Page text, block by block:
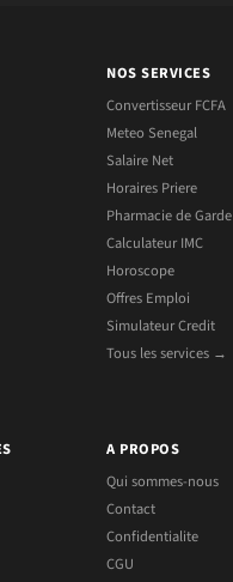
NOS SERVICES
Convertisseur FCFA
Meteo Senegal
Salaire Net
Horaires Priere
Pharmacie de Garde
Calculateur IMC
Horoscope
Offres Emploi
Simulateur Credit
Tous les services →
A PROPOS
Qui sommes-nous
Contact
Confidentialite
CGU